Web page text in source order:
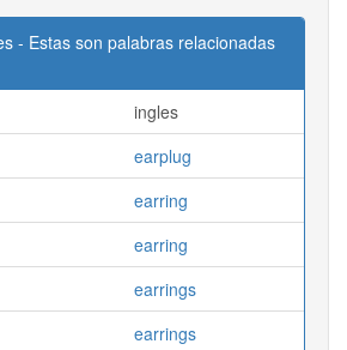
- Estas son palabras relacionadas
ingles
earplug
earring
earring
earrings
earrings